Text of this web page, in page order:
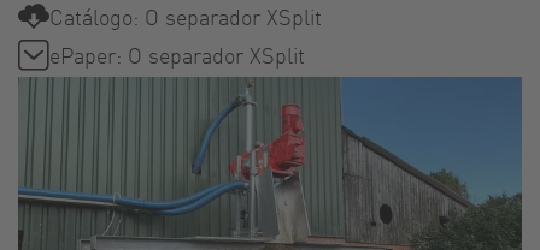
Catálogo: O separador XSplit
ePaper: O separador XSplit